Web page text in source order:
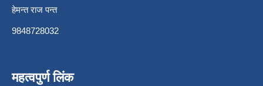
हेमन्त राज पन्त
9848728032
महत्वपुर्ण लिंक